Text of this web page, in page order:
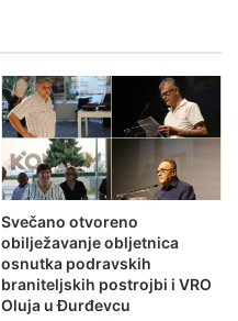
Svečano otvoreno
obilježavanje obljetnica
osnutka podravskih
braniteljskih postrojbi i VRO
Oluja u Đurđevcu